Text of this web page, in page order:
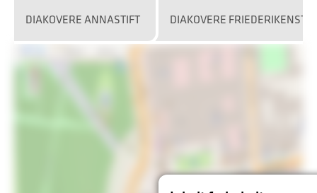
DIAKOVERE ANNASTIFT DIAKOVERE